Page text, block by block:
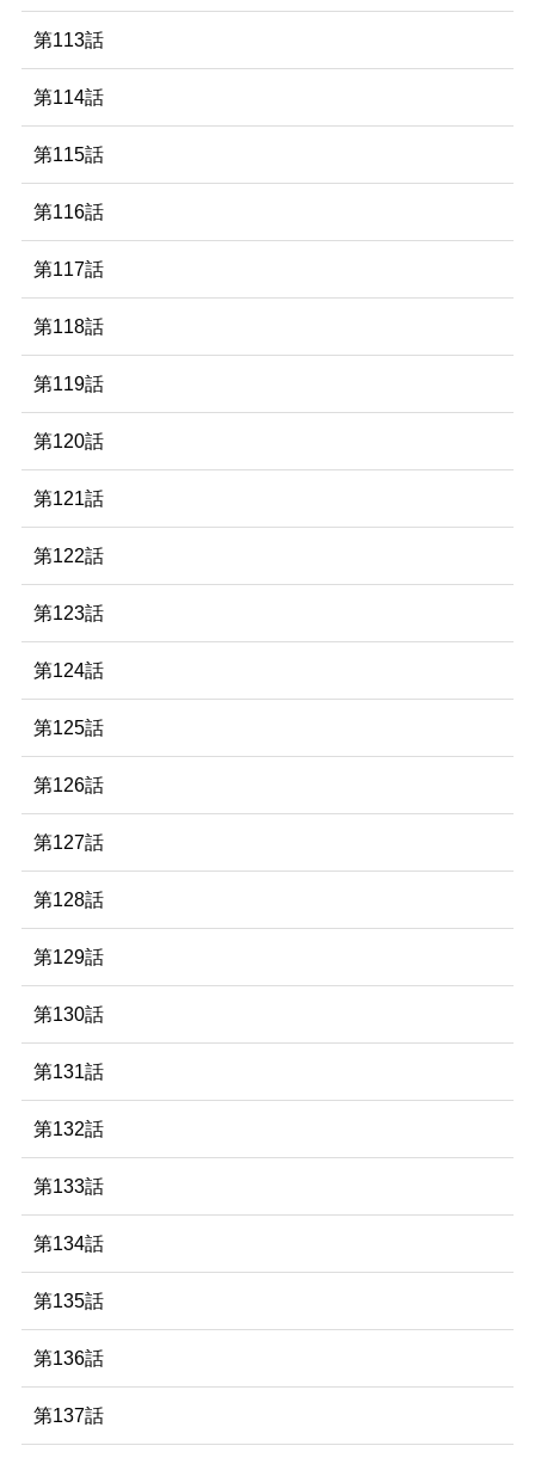
第113話
第114話
第115話
第116話
第117話
第118話
第119話
第120話
第121話
第122話
第123話
第124話
第125話
第126話
第127話
第128話
第129話
第130話
第131話
第132話
第133話
第134話
第135話
第136話
第137話